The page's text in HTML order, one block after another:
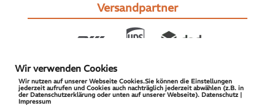
Versandpartner
Wir verwenden Cookies
Wir nutzen auf unserer Webseite Cookies.Sie können die Einstellungen
jederzeit aufrufen und Cookies auch nachträglich jederzeit abwählen (z.B. in
der Datenschutzerklärung oder unten auf unserer Webseite). Datenschutz |
Impressum